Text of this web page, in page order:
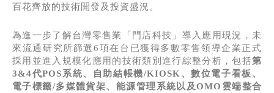
百花齊放的技術開發及投資盛況。
為進一步了解台灣零售業「門店科技」導入應用現況，未
來流通研究所篩選6項在台已獲得多數零售領導企業正式
採用並進入規模化應用的技術類別進行綜整分析，包括第
3&4代POS系統、自助結帳機/KIOSK、數位電子看板、
電子標籤/多媒體貨架、能源管理系統以及OMO雲端整合